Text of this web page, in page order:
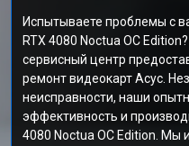
Испытываете проблемы с
RTX 4080 Noctua OC
сервисный центр
ремонт видеокарт Асус.
неисправности, наши
эффективность и
4080 Noctua OC Edition. Мы